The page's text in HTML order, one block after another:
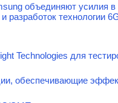
объединяют усилия
разработок технологии
Technologies для
обеспечивающие